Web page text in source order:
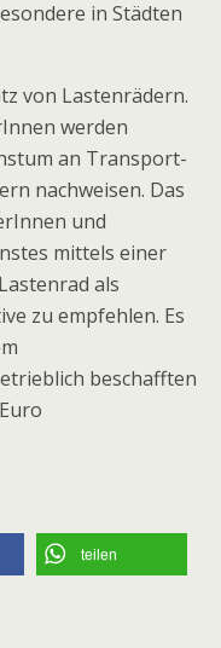
in Städten
von Lastenrädern.
werden
an Transport-
nachweisen. Das
und
mittels einer
als
zu empfehlen. Es
beschafften
teilen